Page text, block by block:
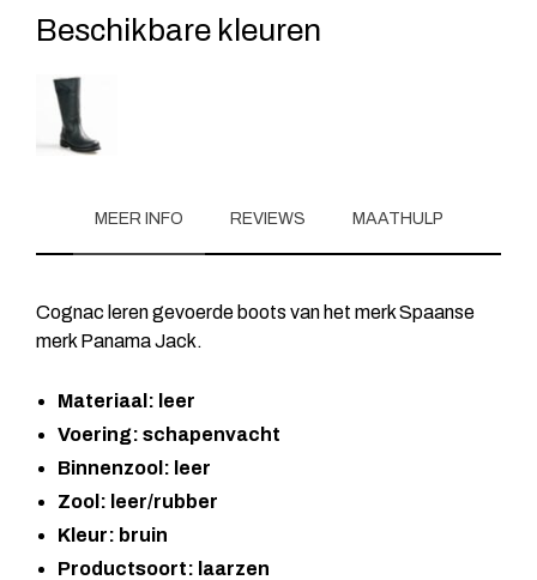
Beschikbare kleuren
MEER INFO REVIEWS MAATHULP
Cognac leren gevoerde boots van het merk Spaanse
merk Panama Jack.
Materiaal: leer
Voering: schapenvacht
Binnenzool: leer
Zool: leer/rubber
Kleur: bruin
Productsoort: laarzen